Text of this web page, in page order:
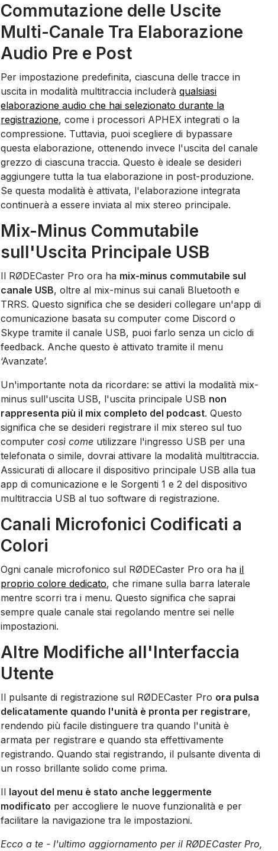
Commutazione delle Uscite
Multi-Canale Tra Elaborazione
Audio Pre e Post
Per impostazione predefinita, ciascuna delle tracce in
uscita in modalità multitraccia includeràqualsiasi
elaborazione audio che hai selezionato durante la
registrazione, come i processori APHEX integrati o la
compressione. Tuttavia, puoi scegliere di bypassare
questa elaborazione, ottenendo invece l'uscita del canale
grezzo di ciascuna traccia. Questo è ideale se desideri
aggiungere tutta la tua elaborazione in post-produzione.
Se questa modalità è attivata, l'elaborazione integrata
continuerà a essere inviata al mix stereo principale.
Mix-Minus Commutabile
sull'Uscita Principale USB
Il RØDECaster Pro ora ha mix-minus commutabile sul
canale USB, oltre al mix-minus sui canali Bluetooth e
TRRS. Questo significa che se desideri collegare un'app di
comunicazione basata su computer come Discord o
Skype tramite il canale USB, puoi farlo senza un ciclo di
feedback. Anche questo è attivato tramite il menu
‘Avanzate’.
Un'importante nota da ricordare: se attivi la modalità mix-
minus sull'uscita USB, l'uscita principale USB non
rappresenta più il mix completo del podcast. Questo
significa che se desideri registrare il mix stereo sul tuo
computercosì come utilizzare l'ingresso USB per una
telefonata o simile, dovrai attivare la modalità multitraccia.
Assicurati di allocare il dispositivo principale USB alla tua
app di comunicazione e le Sorgenti 1 e 2 del dispositivo
multitraccia USB al tuo software di registrazione.
Canali Microfonici Codificati a
Colori
Ogni canale microfonico sul RØDECaster Pro ora hail
proprio colore dedicato, che rimane sulla barra laterale
mentre scorri tra i menu. Questo significa che saprai
sempre quale canale stai regolando mentre sei nelle
impostazioni.
Altre Modifiche all'Interfaccia
Utente
Il pulsante di registrazione sul RØDECaster Pro ora pulsa
delicatamente quando l'unità è pronta per registrare,
rendendo più facile distinguere tra quando l'unità è
armata per registrare e quando sta effettivamente
registrando. Quando stai registrando, il pulsante diventa di
un rosso brillante solido come prima.
Il layout del menu è stato anche leggermente
modificato per accogliere le nuove funzionalità e per
facilitare la navigazione tra le impostazioni.
Ecco a te - l'ultimo aggiornamento per il RØDECaster Pro,